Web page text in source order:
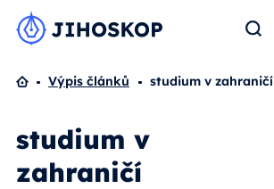
Domů
Výpis článků studium v zahraničí
studium v
zahraničí